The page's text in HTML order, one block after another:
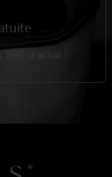
d’achat